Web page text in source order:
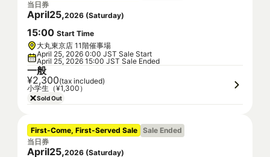
当日券
April25,2026 (Saturday)
15:00 Start Time
大丸東京店 11階催事場
April 25, 2026 0:00 JST Sale Start
April 25, 2026 15:00 JST Sale Ended
一般
¥2,300(tax included)
小学生（¥1,300）
Sold Out
First-Come, First-Served Sale Sale Ended
当日券
April25,2026 (Saturday)